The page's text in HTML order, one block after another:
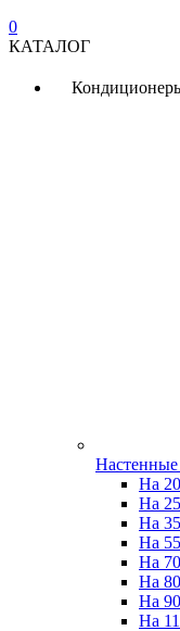
0
КАТАЛОГ
На
На
На
На
На
На
На
На